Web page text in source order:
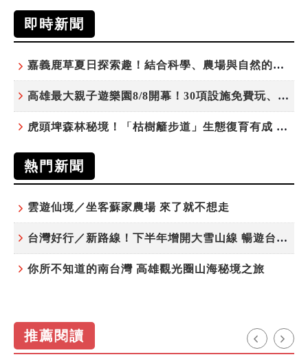
即時新聞
嘉義鹿草夏日探索趣！結合科學、農場與自然的親子小旅行
高雄最大親子遊樂園8/8開幕！30項設施免費玩、YOYO家族嗨翻暑假
虎頭埤森林秘境！「枯樹籬步道」生態復育有成 走進大自然生命教室
熱門新聞
雲遊仙境／坐客蘇家農場 來了就不想走
台灣好行／新路線！下半年增開大雪山線 暢遊台中更便利
你所不知道的南台灣 高雄觀光圈山海秘境之旅
推薦閱讀